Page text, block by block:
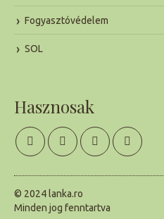
Fogyasztóvédelem
SOL
Hasznosak
Facebook
opens
YouTube
opens
Instagram
opens
TikTok
© 2024 lanka.ro
Minden jog fenntartva